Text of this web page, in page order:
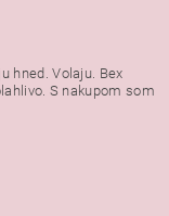
hned. Volaju. Bex
S nakupom som